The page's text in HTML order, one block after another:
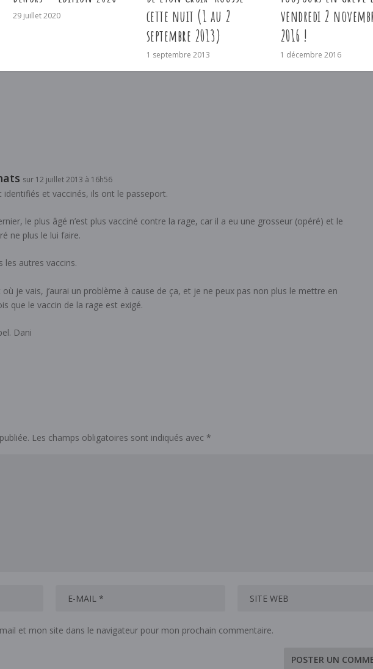
29 juillet 2020
cette nuit (1 au 2
septembre 2013)
1 septembre 2013
vendredi 2
2016 !
1 décembre 2016
sur 12 juillet 2013 à 16h56
identifiés et vaccinés, ils ont le passeport.
le plus âgé n’est plus vacciné contre la rage, car il a eu une grosseur (opéré) et le
ne plus le lui faire.
les autres vaccins.
où je vais, j’aurai un problème à cause de ça, et je ne peux pas non plus le mettre en
que le vaccin de la rage est exigé.
Dani
Les champs obligatoires sont indiqués avec *
et mon site dans le navigateur pour mon prochain commentaire.